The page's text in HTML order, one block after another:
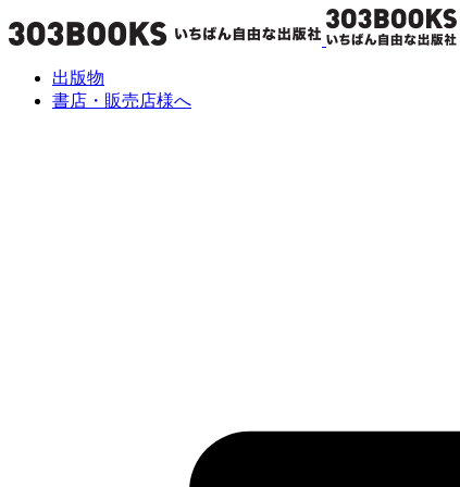
出版物
書店・販売店様へ